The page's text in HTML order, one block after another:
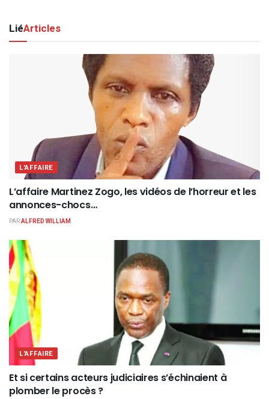
LiéArticles
L'AFFAIRE
L’affaire Martinez Zogo, les vidéos de l’horreur et les
annonces-chocs…
PARALFRED WILLIAM
L'AFFAIRE
Et si certains acteurs judiciaires s’échinaient à
plomber le procès ?